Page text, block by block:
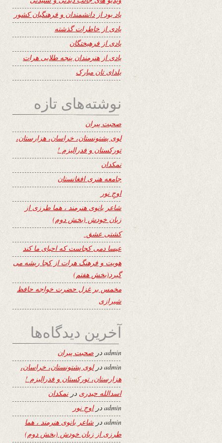
یاد بود از دانشمندان و فرهنگیان کشور
یادی از خاطرات گذشته
یادی از فرهیختگان
یادی از هنرمندان پنجه طلایی هرات
یلدای تان مبارک
نوشته‌های تازه
صحبت پیران
لوی پشتونستان، خراسان، هزارستان،
تورکستان و فدرالیزم !
نمکدان
جامعه هنری افغانستان
اوجِ نور
شاعر بانوی هنرمند ، هما طرزی از
زبان خودش (بخش دوم)
کشتی عشق
عیسا دمی کجاست که احیای ما کند
هویت و فرهنگ هرات از کجا ریشه می
گیرد(بخش هفتم)
مخمس بر غزل حضرت خواجه حافظ
شیرازی
آخرین دیدگاه‌ها
adminدر صحبت پیران
admin درلوی پشتونستان، خراسان،
هزارستان، تورکستان و فدرالیزم !
اسدالله حیدری درنمکدان
adminدراوجِ نور
adminدر شاعر بانوی هنرمند ، هما
طرزی از زبان خودش (بخش دوم)